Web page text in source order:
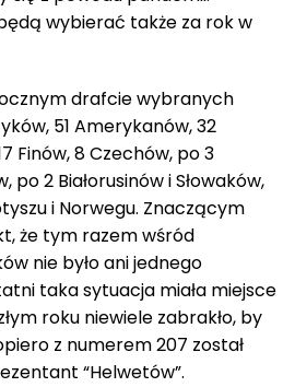
wybierać także za rok w
drafcie wybranych
51 Amerykanów, 32
Finów, 8 Czechów, po 3
po 2 Białorusinów i Słowaków,
i Norwegu. Znaczącym
że tym razem wśród
nie było ani jednego
taka sytuacja miała miejsce
roku niewiele zabrakło, by
z numerem 207 został
“Helwetów”.